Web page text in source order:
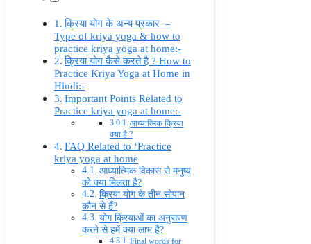
क्रिया योग के अन्य प्रकार –
Type of kriya yoga & how to
practice kriya yoga at home:-
क्रिया योग कैसे करते है ? How to
Practice Kriya Yoga at Home in
Hindi:-
Important Points Related to
Practice kriya yoga at home:-
आध्यात्मिक क्रिया
क्या है ?
FAQ Related to ‘Practice
kriya yoga at home
आध्यात्मिक विकास से मनुष्य
को क्या मिलता है?
क्रिया योग के तीन सोपान
कौन से हैं?
योग क्रियाओं का अनुसरण
करने से हमें क्या लाभ है?
Final words for